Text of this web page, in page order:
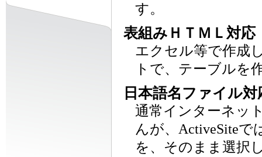
す。
表組みＨＴＭＬ対応
エクセル等で作成
トで、テーブルを
日本語名ファイル対
通常インターネッ
んが、ActiveSite
を、そのまま選択